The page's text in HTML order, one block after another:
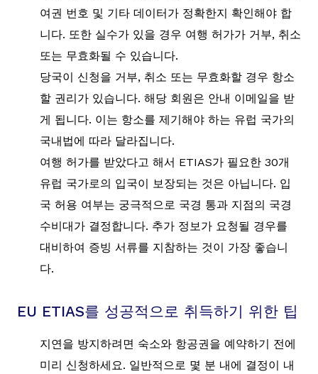
여권 번호 및 기타 데이터가 정확한지 확인해야 합
니다. 또한 실수가 있을 경우 여행 허가가 거부, 취소
또는 무효화될 수 있습니다.
당국이 신청을 거부, 취소 또는 무효화할 경우 항소
할 권리가 있습니다. 해당 회원은 안내 이메일을 받
게 됩니다. 이는 항소를 제기해야 하는 유럽 국가의
국내법에 따라 달라집니다.
여행 허가를 받았다고 해서 ETIAS가 필요한 30개
유럽 국가로의 입국이 보장되는 것은 아닙니다. 입
국 허용 여부는 궁극적으로 국경 통과 지점의 국경
수비대가 결정합니다. 추가 정보가 요청될 경우를
대비하여 증빙 서류를 지참하는 것이 가장 좋습니
다.
EU ETIAS를 성공적으로 취득하기 위한 팁
지연을 방지하려면 숙소와 항공권을 예약하기 전에
미리 신청하세요. 일반적으로 몇 분 내에 결정이 내